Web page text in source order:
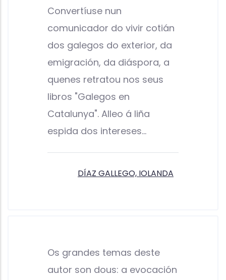
Convertíuse nun
comunicador do vivir cotián
dos galegos do exterior, da
emigración, da diáspora, a
quenes retratou nos seus
libros "Galegos en
Catalunya". Alleo á liña
espida dos intereses…
DÍAZ GALLEGO, IOLANDA
Os grandes temas deste
autor son dous: a evocación